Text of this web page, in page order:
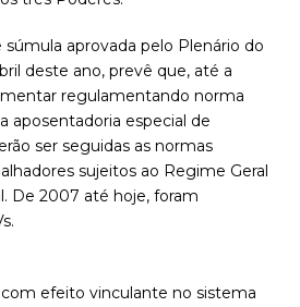
aprovada pelo Plenário do
deste ano, prevê que, até a
regulamentando norma
aposentadoria especial de
ser seguidas as normas
sujeitos ao Regime Geral
De 2007 até hoje, foram
efeito vinculante no sistema